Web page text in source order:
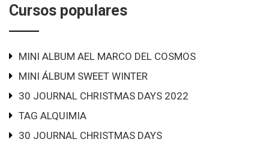
Cursos populares
MINI ALBUM AEL MARCO DEL COSMOS
MINI ÁLBUM SWEET WINTER
30 JOURNAL CHRISTMAS DAYS 2022
TAG ALQUIMIA
30 JOURNAL CHRISTMAS DAYS